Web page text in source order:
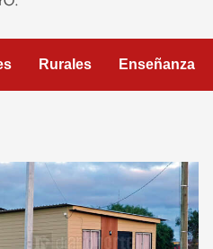
Rurales Enseñanza